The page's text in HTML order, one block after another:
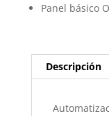
Panel básico
Descripción